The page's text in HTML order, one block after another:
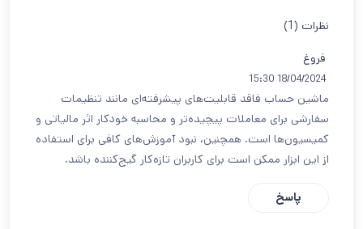
نظرات (1)
فروغ
18/04/2024 15:30
ماشین حساب فاقد قابلیت‌های پیشرفته‌ای مانند تنظیمات
سفارشی برای معاملات پیچیده‌تر و محاسبه خودکار اثر مالیاتی و
کمیسیون‌ها است. همچنین، نبود آموزش‌های کافی برای استفاده
از این ابزار ممکن است برای کاربران تازه‌کار گیج‌کننده باشد.
پاسخ